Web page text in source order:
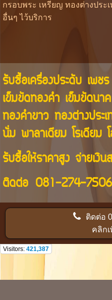
กรอบพระ เหรียญ ทองต่างปร
อื่นๆ ไว้บริการ
รับซื้อเครื่องประดับ เพช
เข็มขัดทองคำ เข็มขัดนา
ทองคำขาว ทองต่างประ
นั่ม พาลาเดียม โรเดียม
รับซื้อให้ราคาสูง จ่ายเงิน
ติดต่อ 081-274-7506
ติดต่อ
คลิก
Visitors: 421,387